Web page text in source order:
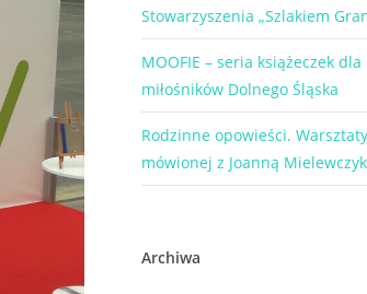
Stowarzyszenia „Szlakiem
MOOFIE – seria książeczek dla
miłośników Dolnego Śląska
Rodzinne opowieści.
mówionej z Joanną Mielewczyk
Archiwa